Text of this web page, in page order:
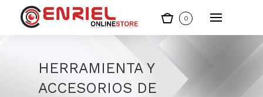
0
HERRAMIENTA Y
ACCESORIOS DE